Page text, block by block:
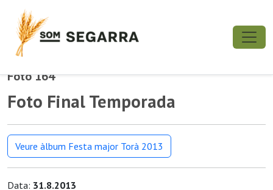
Foto 164
Foto Final Temporada
Veure àlbum Festa major Torà 2013
Data: 31.8.2013